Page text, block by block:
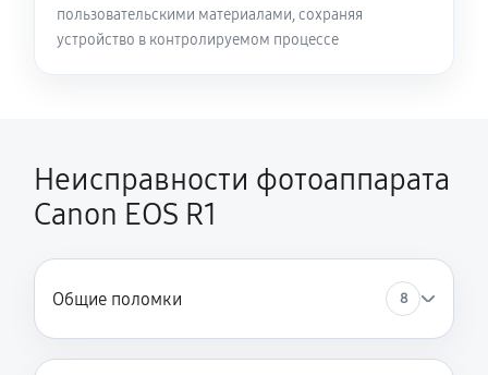
пользовательскими материалами, сохраняя
устройство в контролируемом процессе
Неисправности фотоаппарата
Canon EOS R1
Общие поломки 8